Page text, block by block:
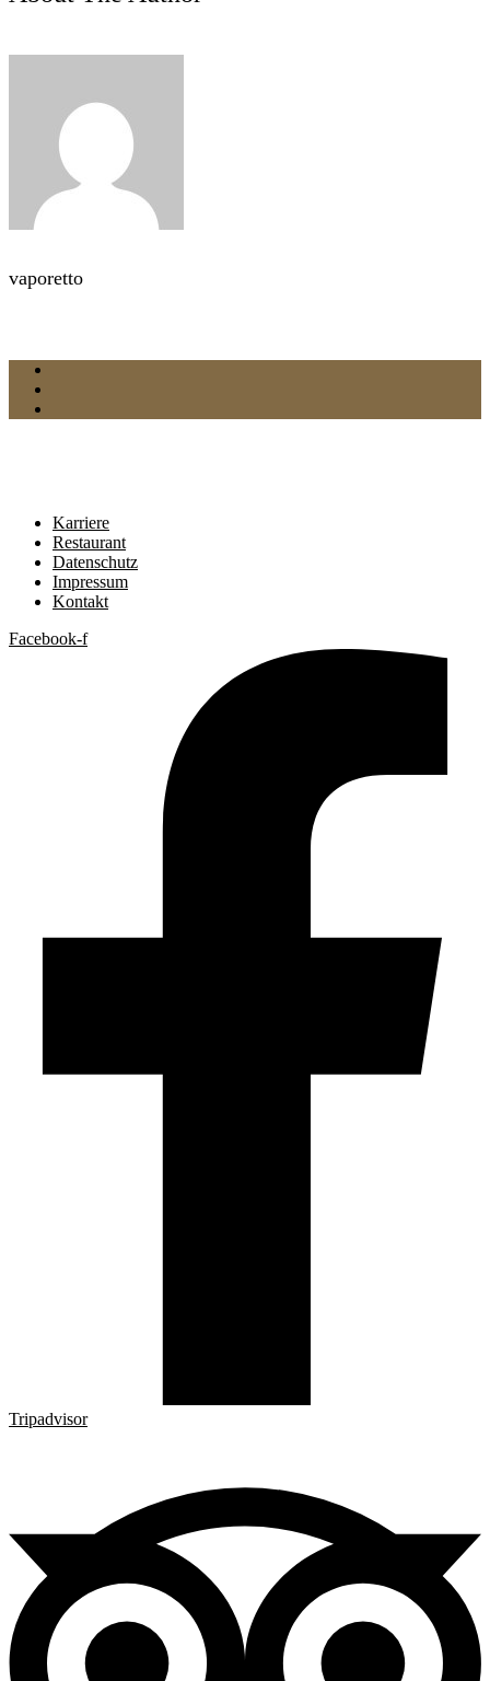
vaporetto
Karriere
Restaurant
Datenschutz
Impressum
Kontakt
Facebook-f
Tripadvisor